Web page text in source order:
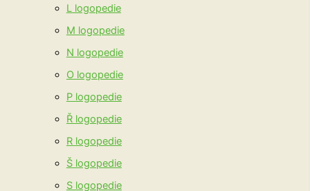
L logopedie
M logopedie
N logopedie
O logopedie
P logopedie
Ř logopedie
R logopedie
Š logopedie
S logopedie